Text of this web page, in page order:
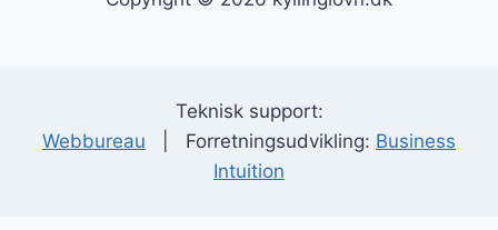
Teknisk support:
Webbureau | Forretningsudvikling: Business
Intuition